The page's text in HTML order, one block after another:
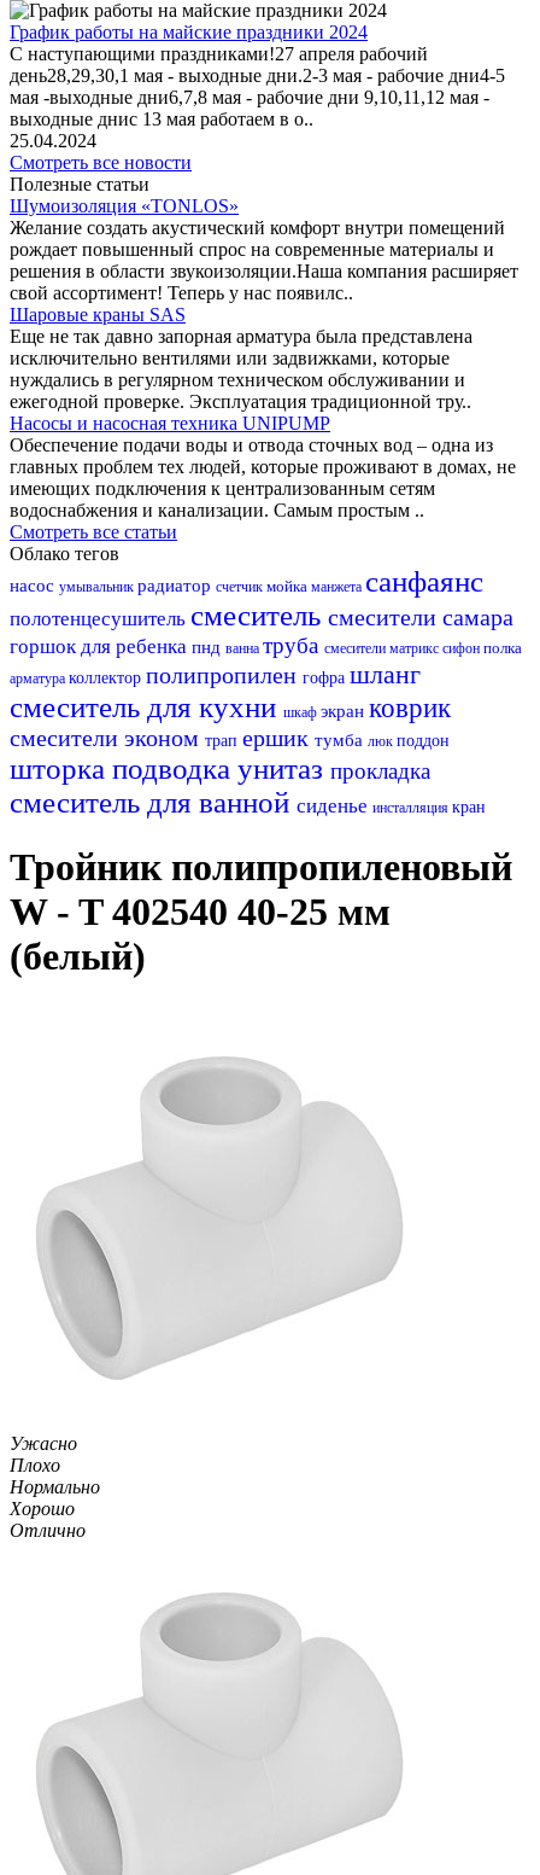
График работы на майские праздники 2024
С наступающими праздниками!27 апреля рабочий
день28,29,30,1 мая - выходные дни.2-3 мая - рабочие дни4-5
мая -выходные дни6,7,8 мая - рабочие дни 9,10,11,12 мая -
выходные днис 13 мая работаем в о..
25.04.2024
Смотреть все новости
Полезные статьи
Шумоизоляция «TONLOS»
Желание создать акустический комфорт внутри помещений
рождает повышенный спрос на современные материалы и
решения в области звукоизоляции.Наша компания расширяет
свой ассортимент! Теперь у нас появилс..
Шаровые краны SAS
Еще не так давно запорная арматура была представлена
исключительно вентилями или задвижками, которые
нуждались в регулярном техническом обслуживании и
ежегодной проверке. Эксплуатация традиционной тру..
Насосы и насосная техника UNIPUMP
Обеспечение подачи воды и отвода сточных вод – одна из
главных проблем тех людей, которые проживают в домах, не
имеющих подключения к централизованным сетям
водоснабжения и канализации. Самым простым ..
Смотреть все статьи
Облако тегов
насос умывальник радиатор счетчик мойка манжета санфаянс
полотенцесушитель смеситель смесители самара
горшок для ребенка пнд ванна труба смесители матрикс сифон полка
арматура коллектор полипропилен гофра шланг
смеситель для кухни шкаф экран коврик
смесители эконом трап ершик тумба люк поддон
шторка подводка унитаз прокладка
смеситель для ванной сиденье инсталляция кран
Тройник полипропиленовый
W - T 402540 40-25 мм
(белый)
Ужасно
Плохо
Нормально
Хорошо
Отлично